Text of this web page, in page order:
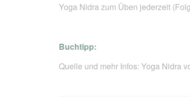
Yoga Nidra zum Üben jederzeit
Buchtipp:
Quelle und mehr Infos: Yoga Nidra